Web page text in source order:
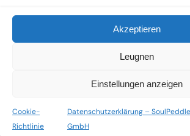
Akzeptieren
Leugnen
Einstellungen anzeigen
Cookie-
Richtlinie
Datenschutzerklärung –
GmbH
Wir setzen uns leidenschaftlich für
Labels ein und bieten hochwertige,
aus über 30 Jahren Erfahrung in der
SoulPeddler Mailorder, Records & Vinyl
Nettirock – Nice Guy Records – MOVA
© 2025